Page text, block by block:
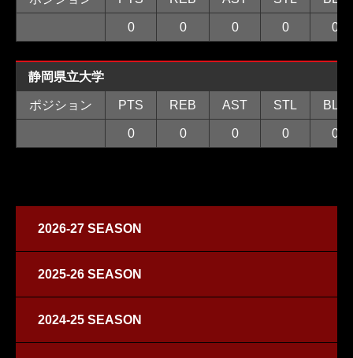
0 0 0 0 0
静岡県立大学
ポジション PTS REB AST STL BLK
0 0 0 0 0
2026-27 SEASON
2025-26 SEASON
2024-25 SEASON